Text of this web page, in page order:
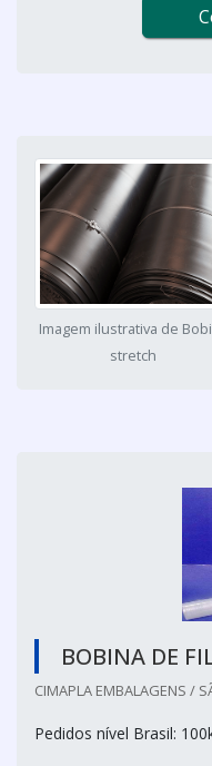
Imagem ilustrativa de
stretch
BOBINA DE
CIMAPLA EMBALAGENS /
Pedidos nível Brasil: